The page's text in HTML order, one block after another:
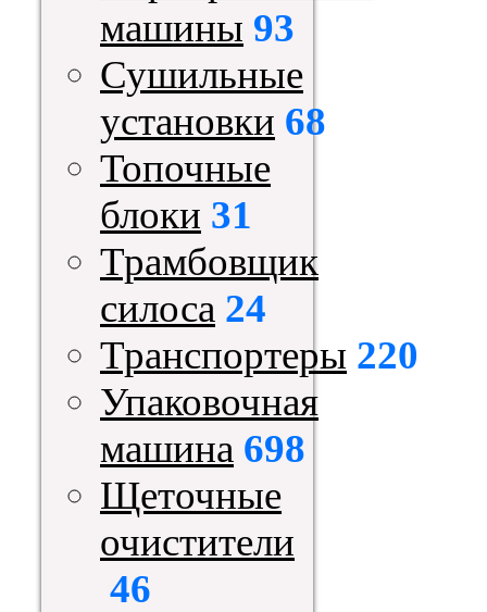
машины 93
Сушильные
установки 68
Топочные
блоки 31
Трамбовщик
силоса 24
Транспортеры 220
Упаковочная
машина 698
Щеточные
очистители
46